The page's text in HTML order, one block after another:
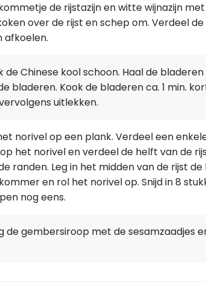
de rijstazijn en witte wijnazijn
over de rijst en schep om. Verdeel
afkoelen.
de Chinese kool schoon. Haal de
bladeren. Kook de bladeren ca. 1 min.
uitlekken.
norivel op een plank. Verdeel een
het norivel en verdeel de helft van de
randen. Leg in het midden van de rijst
en rol het norivel op. Snijd in 8
nog eens.
de gembersiroop met de sesamzaadjes